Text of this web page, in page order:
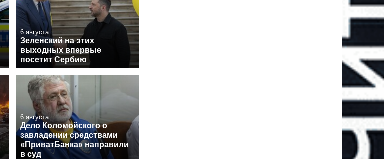
6 августа
Зеленский на этих
выходных впервые
посетит Сербию
6 августа
Дело Коломойского о
завладении средствами
«ПриватБанка» направили
в суд